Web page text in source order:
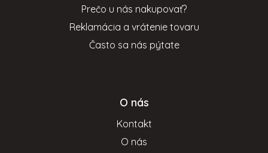
Prečo u nás nakupovať?
Reklamácia a vrátenie tovaru
Často sa nás pýtate
O nás
Kontakt
O nás